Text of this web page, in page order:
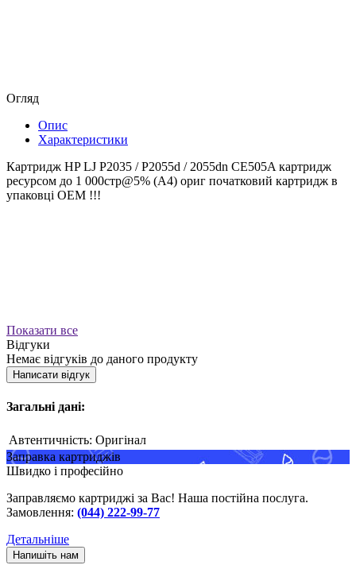
Огляд
Опис
Характеристики
Картридж HP LJ P2035 / P2055d / 2055dn CE505A картридж
ресурсом до 1 000стр@5% (A4) ориг початковий картридж в
упаковці OEM !!!
Показати все
Відгуки
Немає відгуків до даного продукту
Написати відгук
Загальні дані:
Автентичність: Оригінал
Заправка картриджів
Швидко і професійно
Заправляємо картриджі за Вас! Наша постійна послуга.
Замовлення: (044) 222-99-77
Детальніше
Напишіть нам